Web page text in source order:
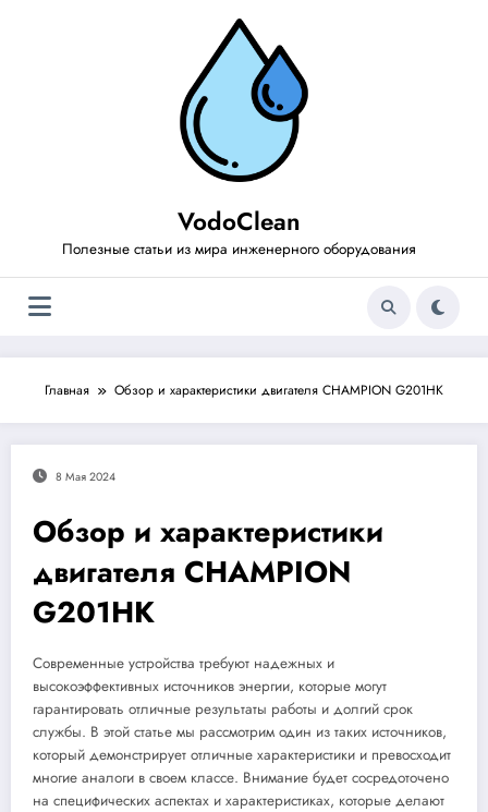
VodoClean
Полезные статьи из мира инженерного оборудования
Главная Обзор и характеристики двигателя CHAMPION G201HK
8 Мая 2024
Обзор и характеристики
двигателя CHAMPION
G201HK
Современные устройства требуют надежных и
высокоэффективных источников энергии, которые могут
гарантировать отличные результаты работы и долгий срок
службы. В этой статье мы рассмотрим один из таких источников,
который демонстрирует отличные характеристики и превосходит
многие аналоги в своем классе. Внимание будет сосредоточено
на специфических аспектах и характеристиках, которые делают